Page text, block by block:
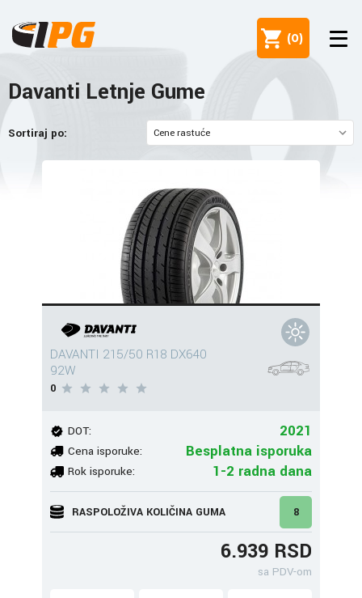
(0)
Davanti Letnje Gume
Sortiraj po:
DAVANTI 215/50 R18 DX640
92W
0
DOT: 2021
Cena isporuke: Besplatna isporuka
Rok isporuke: 1-2 radna dana
RASPOLOŽIVA KOLIČINA GUMA 8
6.939 RSD
sa PDV-om